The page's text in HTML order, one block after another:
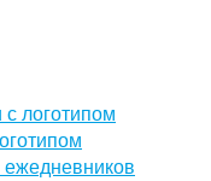
логотипом
ежедневников